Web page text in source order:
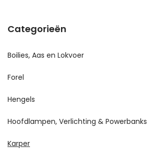
Categorieën
Boilies, Aas en Lokvoer
Forel
Hengels
Hoofdlampen, Verlichting & Powerbanks
Karper